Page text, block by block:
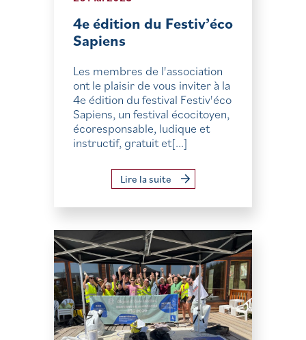
4e édition du Festiv’éco
Sapiens
Les membres de l'association
ont le plaisir de vous inviter à la
4e édition du festival Festiv'éco
Sapiens, un festival écocitoyen,
écoresponsable, ludique et
instructif, gratuit et[...]
Lire la suite